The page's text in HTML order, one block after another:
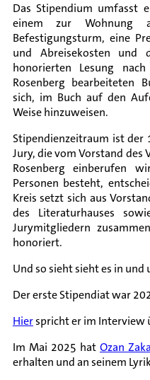
Das Stipendium umfasst
einem zur Wohnung
Befestigungsturm, eine
und Abreisekosten und
honorierten Lesung
Rosenberg bearbeiteten
sich, im Buch auf den
Weise hinzuweisen.
Stipendienzeitraum ist der
Jury, die vom Vorstand des
Rosenberg einberufen
Personen besteht,
Kreis setzt sich aus
des Literaturhauses
Jurymitgliedern
honoriert.
Und so sieht sieht es in und
Der erste Stipendiat war
Hierspricht er im Interview
Im Mai 2025 hat Ozan
erhalten und an seinem